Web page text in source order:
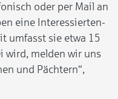
oder per Mail an
eine Interessierten-
umfasst sie etwa 15
wird, melden wir uns
und Pächtern“,